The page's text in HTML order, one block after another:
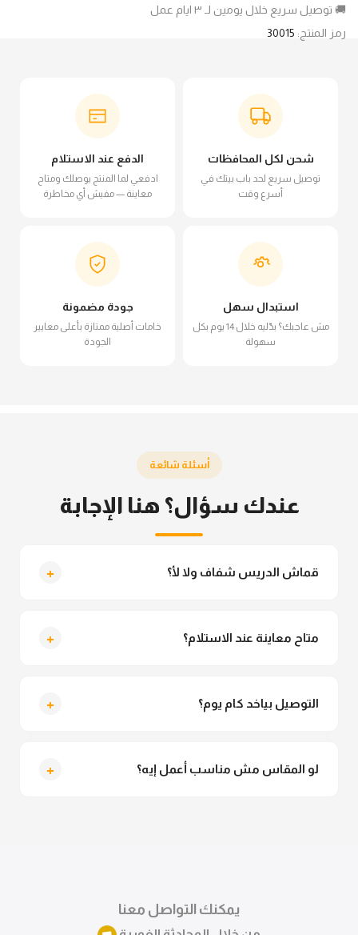
🚚 توصيل سريع خلال يومين لـ ٣ ايام عمل
رمز المنتج: 30015
شحن لكل المحافظات
توصيل سريع لحد باب بيتك في
أسرع وقت
الدفع عند الاستلام
ادفعي لما المنتج يوصلك ومتاح
معاينة — مفيش أي مخاطرة
استبدال سهل
مش عاجبك؟ بدّليه خلال 14 يوم بكل
سهولة
جودة مضمونة
خامات أصلية ممتازة بأعلى معايير
الجودة
أسئلة شائعة
عندك سؤال؟ هنا الإجابة
قماش الدريس شفاف ولا لأ؟ +
متاح معاينة عند الاستلام؟ +
التوصيل بياخد كام يوم؟ +
لو المقاس مش مناسب أعمل إيه؟ +
يمكنك التواصل معنا